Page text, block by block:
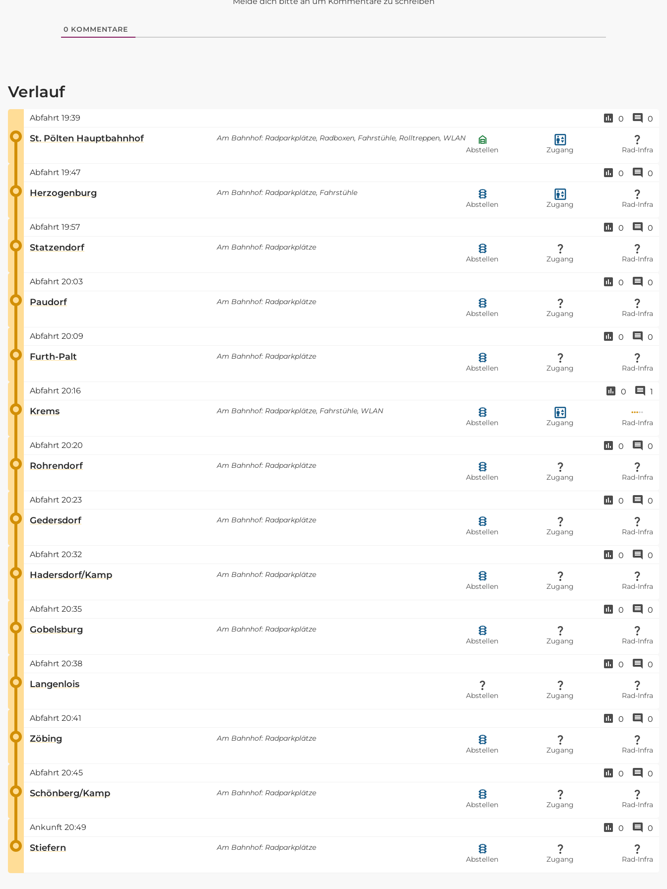
0 KOMMENTARE
Verlauf
Abfahrt 19:39 0 0
St. Pölten Hauptbahnhof
Am Bahnhof: Radparkplätze, Radboxen, Fahrstühle, Rolltreppen, WLAN
Abstellen
Zugang Rad-Infra
Abfahrt 19:47 0 0
Herzogenburg
Am Bahnhof: Radparkplätze, Fahrstühle
Abstellen
Zugang Rad-Infra
Abfahrt 19:57 0 0
Statzendorf
Am Bahnhof: Radparkplätze
Abstellen
Zugang Rad-Infra
Abfahrt 20:03 0 0
Paudorf
Am Bahnhof: Radparkplätze
Abstellen
Zugang Rad-Infra
Abfahrt 20:09 0 0
Furth-Palt
Am Bahnhof: Radparkplätze
Abstellen
Zugang Rad-Infra
Abfahrt 20:16 0 1
Krems
Am Bahnhof: Radparkplätze, Fahrstühle, WLAN
Abstellen
Zugang Rad-Infra
Abfahrt 20:20 0 0
Rohrendorf
Am Bahnhof: Radparkplätze
Abstellen
Zugang Rad-Infra
Abfahrt 20:23 0 0
Gedersdorf
Am Bahnhof: Radparkplätze
Abstellen
Zugang Rad-Infra
Abfahrt 20:32 0 0
Hadersdorf/Kamp
Am Bahnhof: Radparkplätze
Abstellen
Zugang Rad-Infra
Abfahrt 20:35 0 0
Gobelsburg
Am Bahnhof: Radparkplätze
Abstellen
Zugang Rad-Infra
Abfahrt 20:38 0 0
Langenlois
Abstellen Zugang Rad-Infra
Abfahrt 20:41 0 0
Zöbing
Am Bahnhof: Radparkplätze
Abstellen
Zugang Rad-Infra
Abfahrt 20:45 0 0
Schönberg/Kamp
Am Bahnhof: Radparkplätze
Abstellen
Zugang Rad-Infra
Ankunft 20:49 0 0
Stiefern
Am Bahnhof: Radparkplätze
Abstellen
Zugang Rad-Infra